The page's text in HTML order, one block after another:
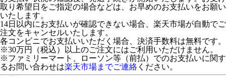
取り希望日をご指定の場合などは、お早めのお支払いをお願い
いたします。
14日以内にお支払いが確認できない場合、楽天市場が自動でご
注文をキャンセルいたします。
各コンビニでお支払いいただく場合、決済手数料は無料です。
※30万円（税込）以上のご注文にはご利用いただけません。
※ファミリーマート、ローソン等（前払）でのお支払いに関す
るお問い合わせは楽天市場までご連絡 ください。